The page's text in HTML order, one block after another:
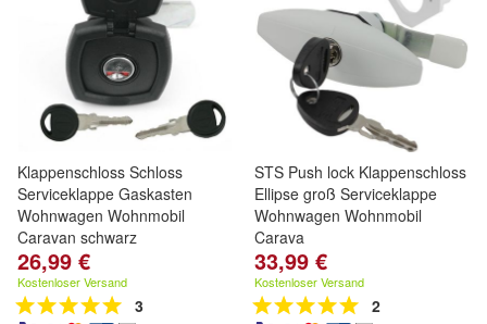
Klappenschloss Schloss
Serviceklappe Gaskasten
Wohnwagen Wohnmobil
Caravan schwarz
26,99 €
Kostenloser Versand
3
STS Push lock Klappenschloss
Ellipse groß Serviceklappe
Wohnwagen Wohnmobil
Carava
33,99 €
Kostenloser Versand
2